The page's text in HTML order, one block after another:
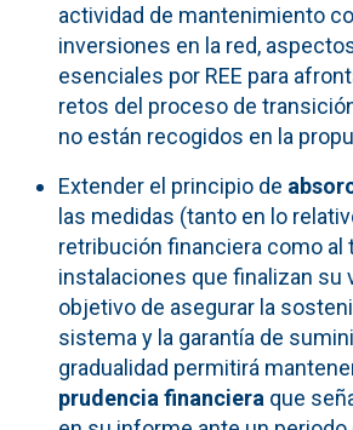
actividad de mantenimiento
inversiones en la red,
esenciales por REE para
retos del proceso de
no están recogidos en la
Extender el principio de
las medidas (tanto en lo
retribución financiera como al
instalaciones que finalizan su
objetivo de asegurar la
sistema y la garantía de
gradualidad permitirá
prudencia financiera que